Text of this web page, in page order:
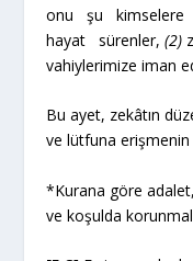
onu şu kimselere
hayat sürenler,(2)
vahiylerimize iman
Bu ayet, zekâtın
ve lütfuna
*Kurana göre
ve koşulda